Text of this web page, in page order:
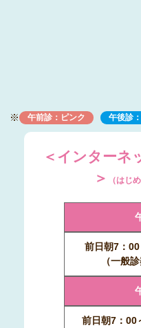
※ 午前診：ピンク 午後診
＜インターネ
＞
（はじ
前日朝7：
（一般
前日朝7：00